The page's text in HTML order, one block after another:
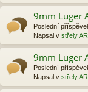
9mm Luger
Poslední
Napsal v střely
9mm Luger
Poslední
Napsal v střely